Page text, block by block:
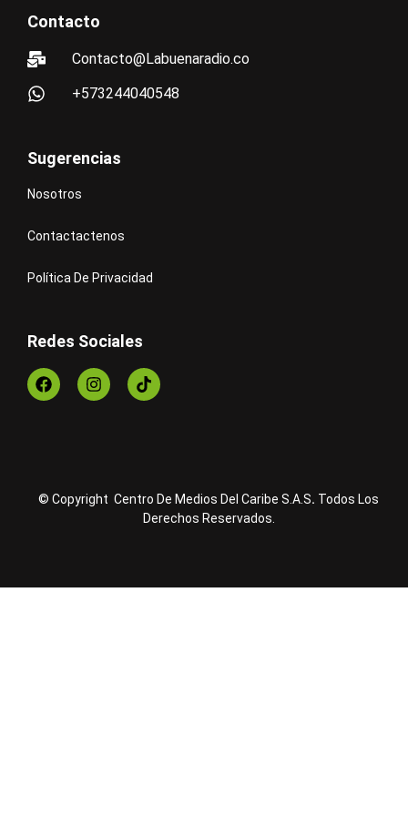
Contacto
Contacto@Labuenaradio.co
+573244040548
Sugerencias
Nosotros
Contactactenos
Política De Privacidad
Redes Sociales
© Copyright Centro De Medios Del Caribe S.A.S. Todos Los
Derechos Reservados.